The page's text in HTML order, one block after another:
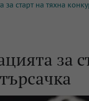
старт на тяхна
за